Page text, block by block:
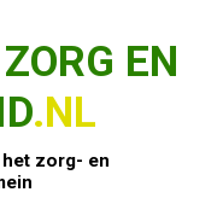
ZORG EN
.NL
zorg- en